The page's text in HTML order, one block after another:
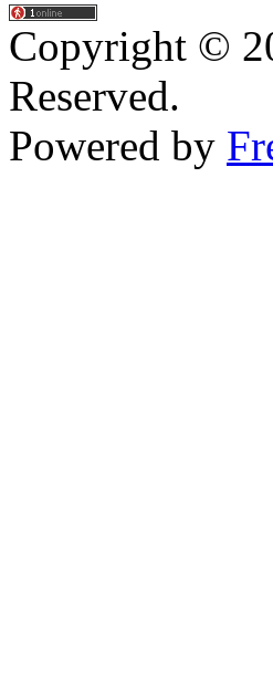
Copyright ©
Reserved.
Powered by